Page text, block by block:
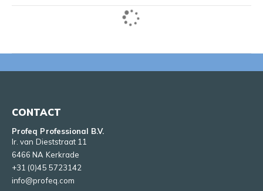
CONTACT
Profeq Professional B.V.
Ir. van Dieststraat 11
6466 NA Kerkrade
+31 (0)45 5723142
info@profeq.com